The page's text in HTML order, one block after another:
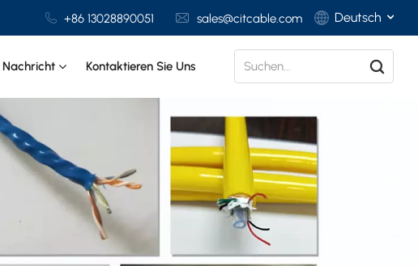
+86 13028890051 sales@citcable.com Deutsch
Deutsch
Italiano
Nachricht Kontaktieren Sie Uns